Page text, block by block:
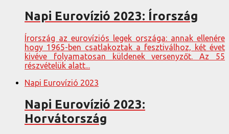
Napi Eurovízió 2023: Írország
Írország az eurovíziós legek országa: annak ellenére
hogy 1965-ben csatlakoztak a fesztiválhoz, két évet
kivéve folyamatosan küldenek versenyzőt. Az 55
részvételük alatt...
Napi Eurovízió 2023
Napi Eurovízió 2023:
Horvátország